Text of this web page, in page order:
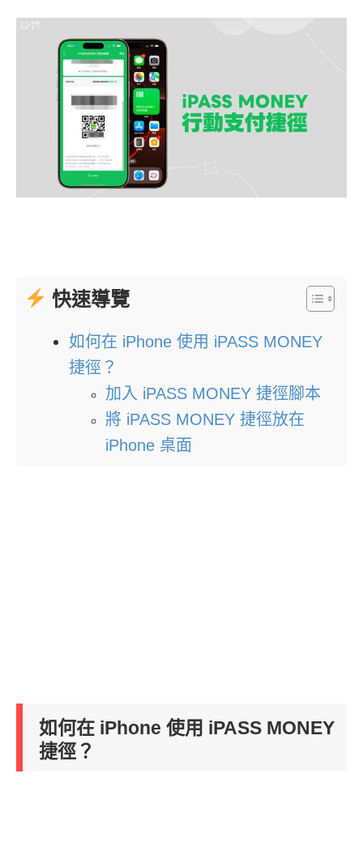
快速導覽
如何在 iPhone 使用 iPASS MONEY
捷徑？
加入 iPASS MONEY 捷徑腳本
將 iPASS MONEY 捷徑放在
iPhone 桌面
如何在 iPhone 使用 iPASS MONEY
捷徑？